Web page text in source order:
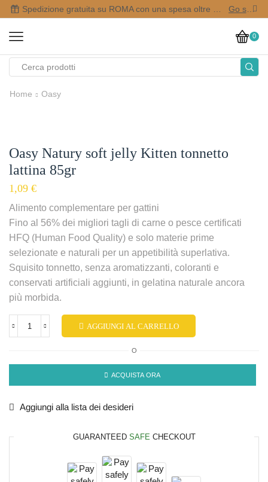
Go shop
0
Home Oasy
Oasy Natury soft jelly Kitten tonnetto
lattina 85gr
1,09 €
Alimento complementare per gattini
Fino al 56% dei migliori tagli di carne o pesce certificati
HFQ (Human Food Quality) e solo materie prime
selezionate e naturali per un appetibilità superlativa.
Squisito tonnetto, senza aromatizzanti, coloranti e
conservati artificiali aggiunti, in gelatina naturale ancora
più morbida.
AGGIUNGI AL CARRELLO
O
ACQUISTA ORA
Aggiungi alla lista dei desideri
GUARANTEED SAFE CHECKOUT